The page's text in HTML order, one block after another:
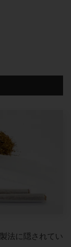
法に隠されてい